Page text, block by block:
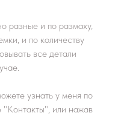
разные и по размаху,
и по количеству
все детали
узнать у меня по
"Контакты", или нажав